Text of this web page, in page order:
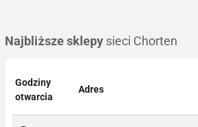
Najbliższe sklepy sieci Chorten
Godziny
otwarcia
Adres